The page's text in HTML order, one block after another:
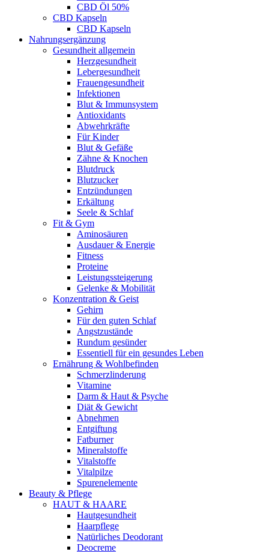
CBD Öl 50%
CBD Kapseln
CBD Kapseln
Nahrungsergänzung
Gesundheit allgemein
Herzgesundheit
Lebergesundheit
Frauengesundheit
Infektionen
Blut & Immunsystem
Antioxidants
Abwehrkräfte
Für Kinder
Blut & Gefäße
Zähne & Knochen
Blutdruck
Blutzucker
Entzündungen
Erkältung
Seele & Schlaf
Fit & Gym
Aminosäuren
Ausdauer & Energie
Fitness
Proteine
Leistungssteigerung
Gelenke & Mobilität
Konzentration & Geist
Gehirn
Für den guten Schlaf
Angstzustände
Rundum gesünder
Essentiell für ein gesundes Leben
Ernährung & Wohlbefinden
Schmerzlinderung
Vitamine
Darm & Haut & Psyche
Diät & Gewicht
Abnehmen
Entgiftung
Fatburner
Mineralstoffe
Vitalstoffe
Vitalpilze
Spurenelemente
Beauty & Pflege
HAUT & HAARE
Hautgesundheit
Haarpflege
Natürliches Deodorant
Deocreme